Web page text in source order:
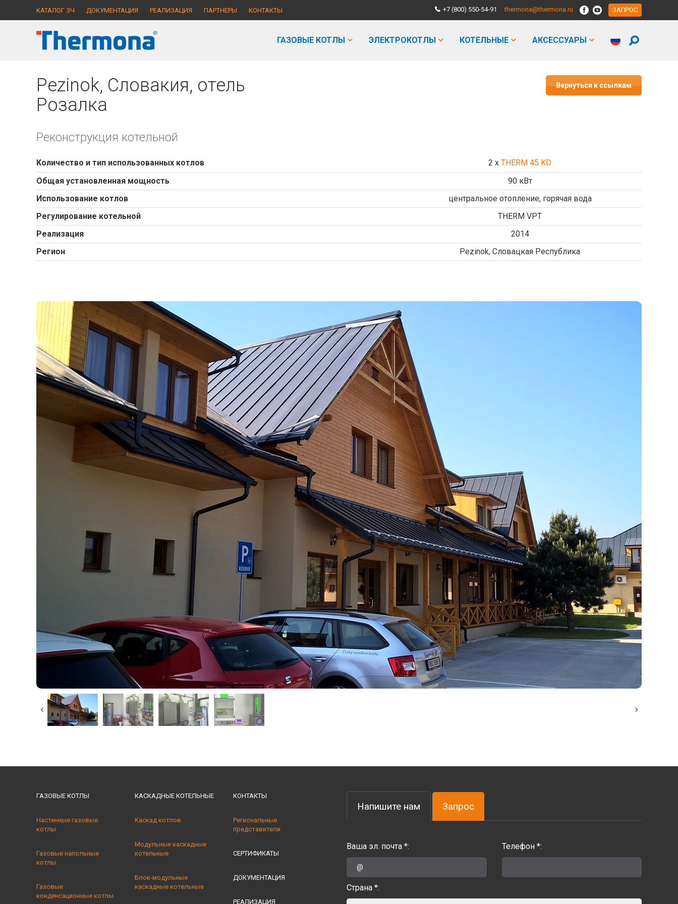
КАТАЛОГ ЗЧ ДОКУМЕНТАЦИЯ РЕАЛИЗАЦИЯ ПАРТНЕРЫ КОНТАКТЫ +7 (800) 550-54-91 thermona@thermona.ru ЗАПРОС
ГАЗОВЫЕ КОТЛЫ ЭЛЕКТРОКОТЛЫ КОТЕЛЬНЫE АКСЕССУАРЫ
Pezinok, Словакия, отель
Розалка
Вернуться к ссылкам
Реконструкция котельной
Количество и тип использованных котлов 2 x THERM 45 KD
Общая установленная мощность
90 кВт
Использование котлов
центральное отопление, горячая вода
Регулирование котельной
THERM VPT
Реализация
2014
Регион
Pezinok, Словацкая Республика
ГАЗОВЫЕ КОТЛЫ
Настенные газовые
котлы
Газовые напольные
котлы
Газовые
конденсационные котлы
КАСКАДНЫЕ КОТЕЛЬНЫE
Каскад котлов
Модульные каскадные
котельные
Блок-модульные
каскадные котельные
КОНТАКТЫ
Региональные
представители
СЕРТИФИКАТЫ
ДОКУМЕНТАЦИЯ
РЕАЛИЗАЦИЯ
Напишите нам Запрос
Ваша эл. почта *: Телефон *:
Страна *: